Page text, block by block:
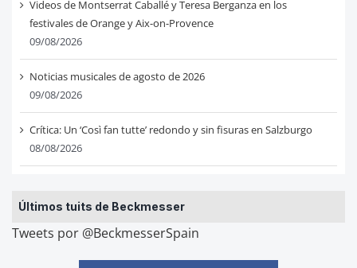
Videos de Montserrat Caballé y Teresa Berganza en los
festivales de Orange y Aix-on-Provence
09/08/2026
Noticias musicales de agosto de 2026
09/08/2026
Crítica: Un ‘Così fan tutte’ redondo y sin fisuras en Salzburgo
08/08/2026
Últimos tuits de Beckmesser
Tweets por @BeckmesserSpain